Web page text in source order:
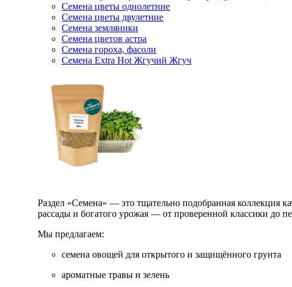
Семена цветы однолетние
Семена цветы двулетние
Семена земляники
Семена цветов астра
Семена гороха, фасоли
Семена Extra Hot Жгучий Жгуч
Раздел «Семена» — это тщательно подобранная коллекция
рассады и богатого урожая — от проверенной классики до
Мы предлагаем:
семена овощей для открытого и защищённого грунта
ароматные травы и зелень